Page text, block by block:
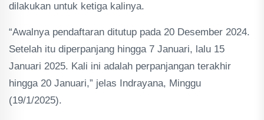
dilakukan untuk ketiga kalinya.
“Awalnya pendaftaran ditutup pada 20 Desember 2024.
Setelah itu diperpanjang hingga 7 Januari, lalu 15
Januari 2025. Kali ini adalah perpanjangan terakhir
hingga 20 Januari,” jelas Indrayana, Minggu
(19/1/2025).